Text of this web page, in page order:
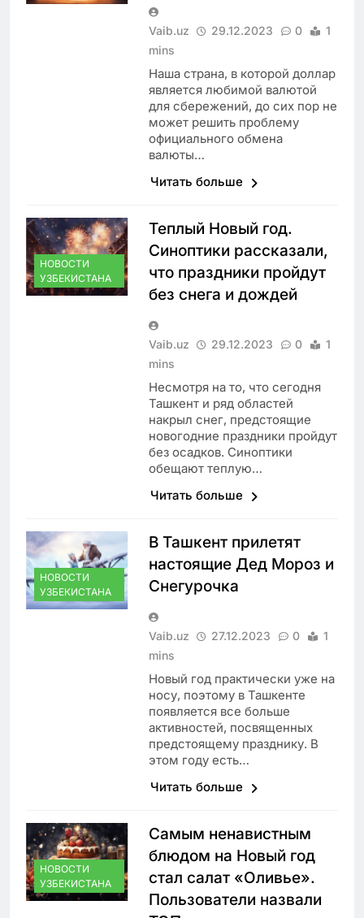
Vaib.uz 29.12.2023 0
1
mins
Наша страна, в которой доллар
является любимой валютой
для сбережений, до сих пор не
может решить проблему
официального обмена
валюты…
Читать больше
НОВОСТИ
УЗБЕКИСТАНА
Теплый Новый год.
Синоптики рассказали,
что праздники пройдут
без снега и дождей
Vaib.uz 29.12.2023 0
1
mins
Несмотря на то, что сегодня
Ташкент и ряд областей
накрыл снег, предстоящие
новогодние праздники пройдут
без осадков. Синоптики
обещают теплую…
Читать больше
НОВОСТИ
УЗБЕКИСТАНА
В Ташкент прилетят
настоящие Дед Мороз и
Снегурочка
Vaib.uz 27.12.2023 0
1
mins
Новый год практически уже на
носу, поэтому в Ташкенте
появляется все больше
активностей, посвященных
предстоящему празднику. В
этом году есть…
Читать больше
НОВОСТИ
УЗБЕКИСТАНА
Самым ненавистным
блюдом на Новый год
стал салат «Оливье».
Пользователи назвали